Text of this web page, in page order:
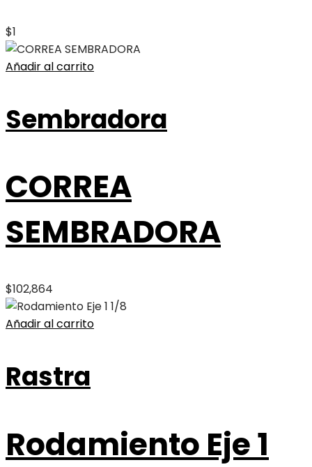
$1
Añadir al carrito
Sembradora
CORREA
SEMBRADORA
$102,864
Añadir al carrito
Rastra
Rodamiento Eje 1